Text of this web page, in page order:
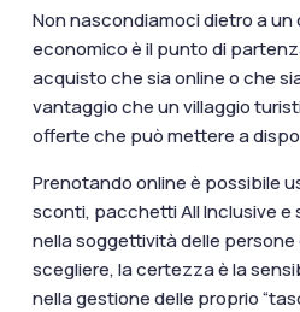
Non nascondiamoci dietro a un
economico è il punto di
acquisto che sia online o che
vantaggio che un villaggio
offerte che può mettere a
Prenotando online è possibile
sconti, pacchettiAll Inclusivee
nella soggettività delle
scegliere, la certezza è la
nella gestione delle proprio